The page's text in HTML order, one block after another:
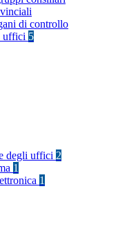
di controllo
uffici 5
degli uffici 2
1
1